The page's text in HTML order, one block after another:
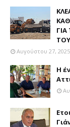
Αυγούστου 27, 2025
Η